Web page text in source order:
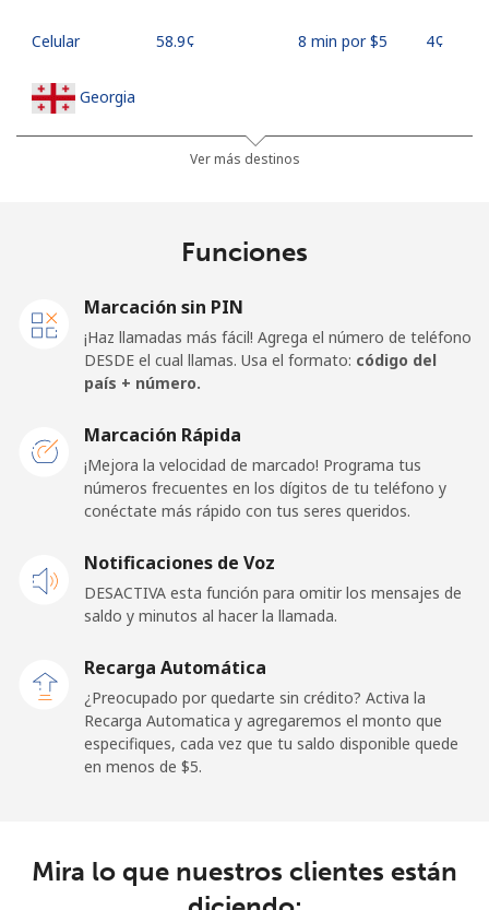
Celular ⁦58.9¢⁩ 8 min por ⁦$5⁩ ⁦4¢⁩
Georgia
⁦32.5¢⁩
15 min por
⁦$5⁩
Germany
Línea fija ⁦1.5¢⁩
333 min por
-
Celular ⁦1.5¢⁩
⁦$5⁩
Línea fija ⁦33.9¢⁩
14 min por
⁦27.5¢⁩
Gibraltar
Celular ⁦21.5¢⁩
23 min por
-
Ver más destinos
Funciones
Marcación sin PIN
¡Haz llamadas más fácil! Agrega el número de teléfono
DESDE el cual llamas. Usa el formato: código del
país + número.
Marcación Rápida
¡Mejora la velocidad de marcado! Programa tus
números frecuentes en los dígitos de tu teléfono y
conéctate más rápido con tus seres queridos.
Notificaciones de Voz
DESACTIVA esta función para omitir los mensajes de
saldo y minutos al hacer la llamada.
Recarga Automática
¿Preocupado por quedarte sin crédito? Activa la
Recarga Automatica y agregaremos el monto que
especifiques, cada vez que tu saldo disponible quede
en menos de ⁦$5⁩.
Mira lo que nuestros clientes están